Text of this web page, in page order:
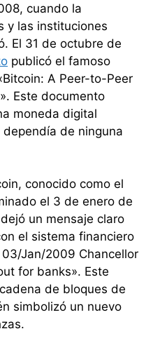
cuando la
y las instituciones
El 31 de octubre de
publicó el famoso
A Peer-to-Peer
Este documento
moneda digital
de ninguna
conocido como el
el 3 de enero de
un mensaje claro
el sistema financiero
Jan/2009 Chancellor
for banks». Este
de bloques de
simbolizó un nuevo